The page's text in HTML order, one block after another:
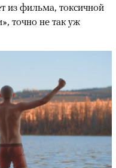
из фильма, токсичной
точно не так уж